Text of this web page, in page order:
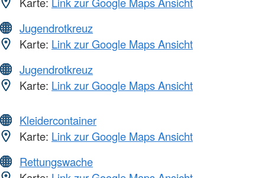
Jugendrotkreuz
Karte: Link zur Google Maps Ansicht
Jugendrotkreuz
Karte: Link zur Google Maps Ansicht
Kleidercontainer
Karte: Link zur Google Maps Ansicht
Rettungswache